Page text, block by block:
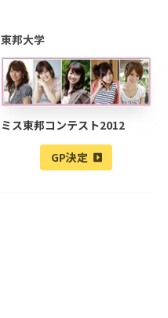
東邦大学
ミス東邦コンテスト2012
GP決定